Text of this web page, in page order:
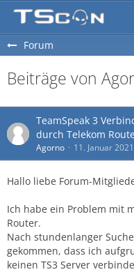
Forum
Beiträge von
TeamSpeak 3
durch Telekom
Agorno 11. Januar 2021
Hallo liebe Forum-
Ich habe ein Problem mit
Router.
Nach stundenlanger
gekommen, dass ich
keinen TS3 Server